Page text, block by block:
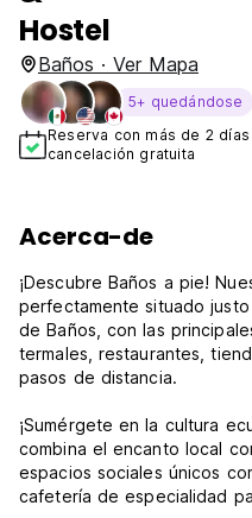
Hostel
Baños · Ver Mapa
5+ quedándose
Reserva con más de 2
cancelación gratuita
Acerca-de
¡Descubre Baños a pie!
perfectamente situado
de Baños, con las
termales, restaurantes,
pasos de distancia.
¡Sumérgete en la cultura
combina el encanto local
espacios sociales únicos
cafetería de especialidad